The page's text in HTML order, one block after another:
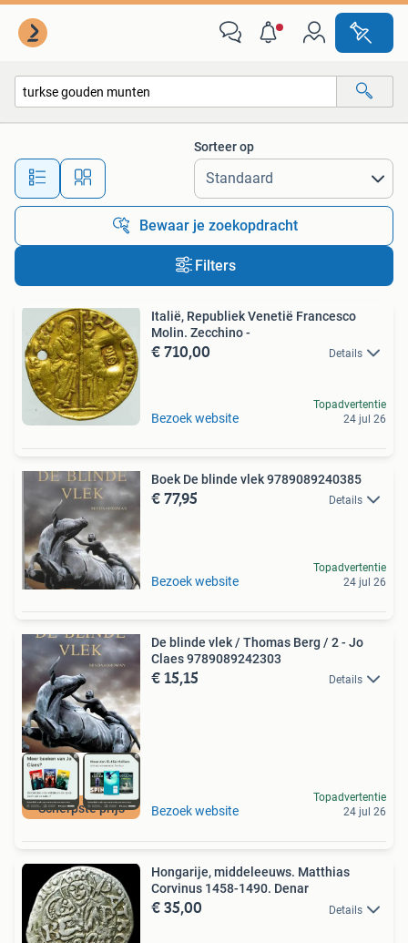
Alle afstanden…
Sorteer op
Bewaar je zoekopdracht
Filters
Italië, Republiek Venetië Francesco
Molin. Zecchino -
€ 710,00 Details
Bezoek website
Topadvertentie
24 jul 26
Boek De blinde vlek 9789089240385
€ 77,95 Details
Bezoek website
Topadvertentie
24 jul 26
Scherpste prijs
De blinde vlek / Thomas Berg / 2 - Jo
Claes 9789089242303
€ 15,15 Details
Bezoek website
Topadvertentie
24 jul 26
Hongarije, middeleeuws. Matthias
Corvinus 1458-1490. Denar
€ 35,00 Details